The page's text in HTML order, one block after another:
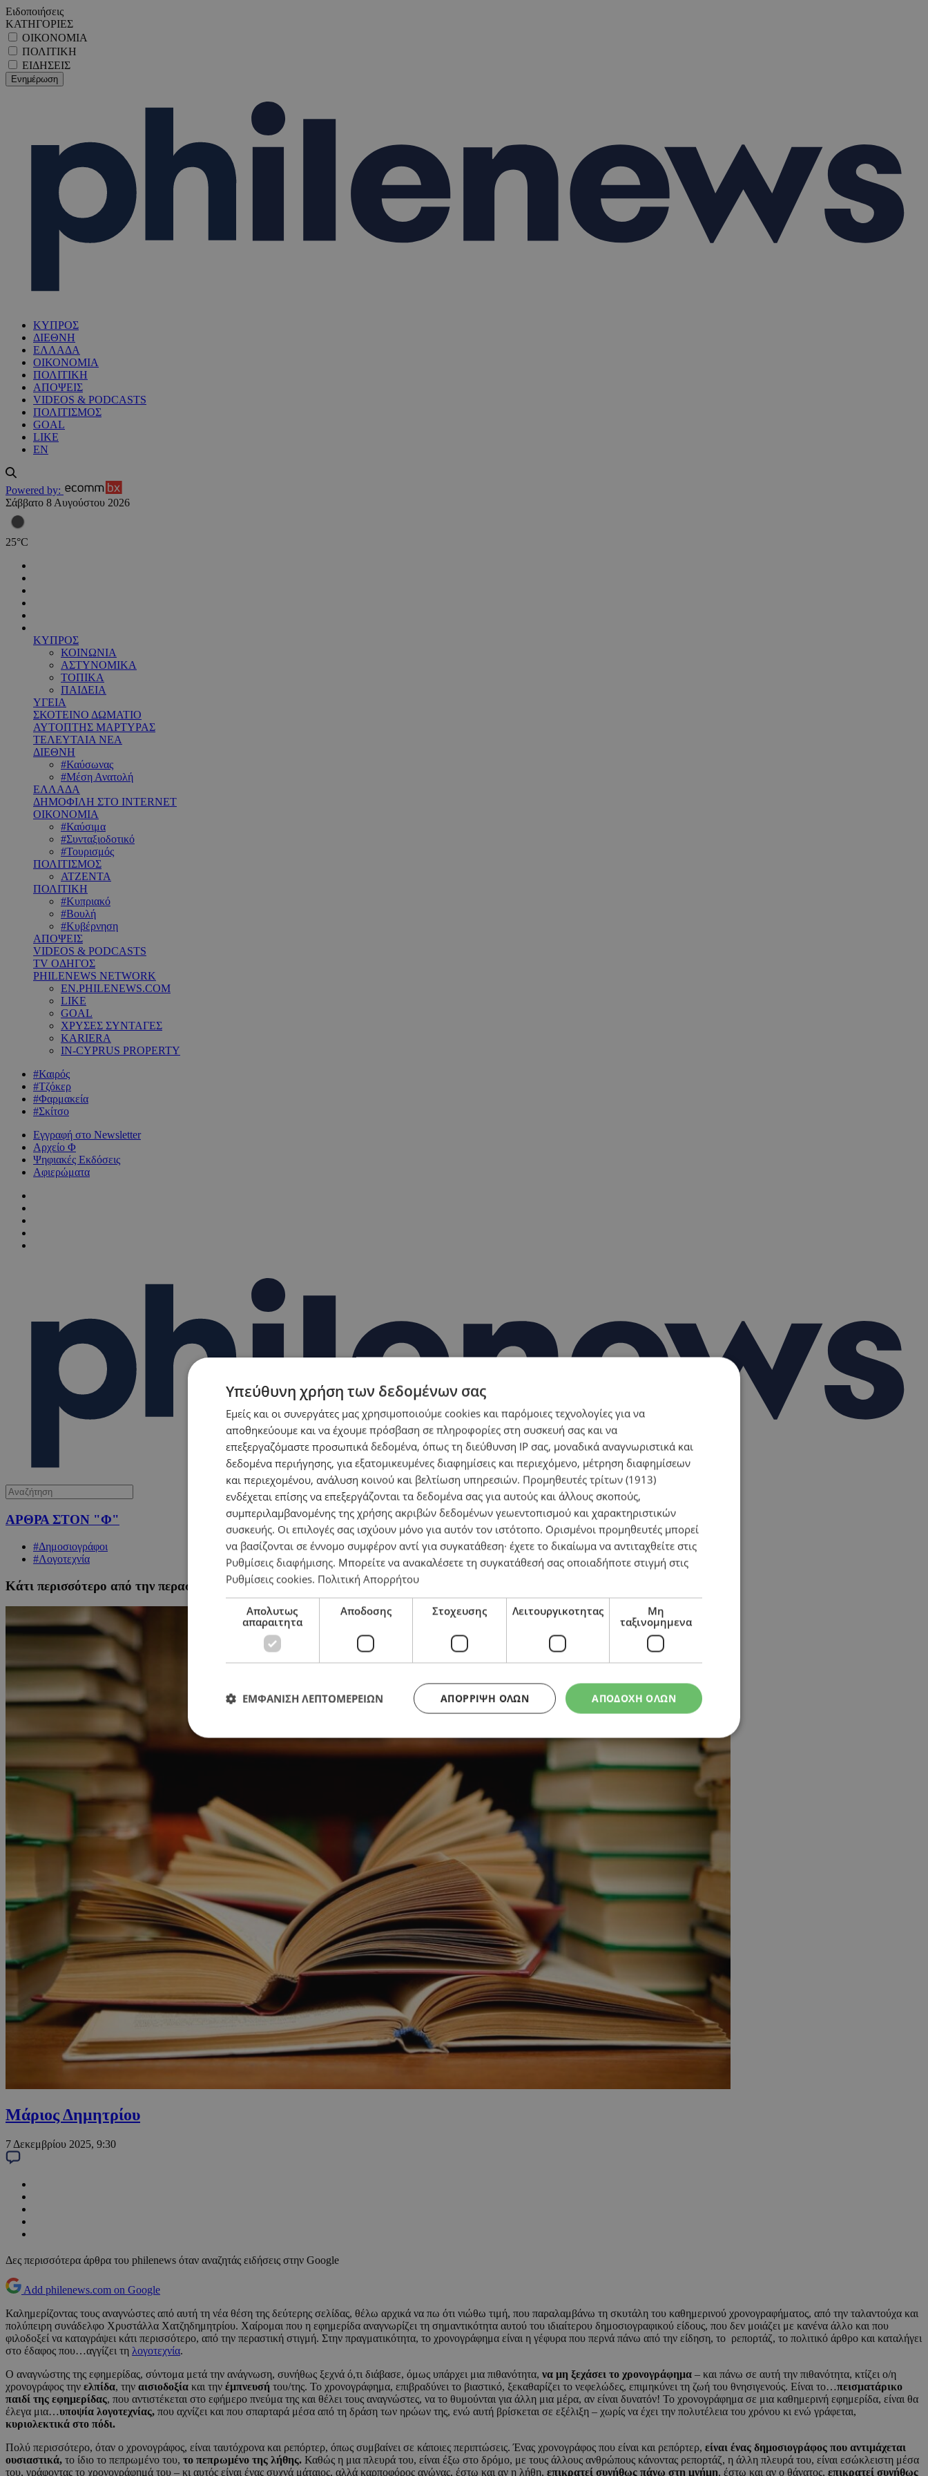
Ειδοποιήσεις
ΚΑΤΗΓΟΡΙΕΣ
ΟΙΚΟΝΟΜΙΑ
ΠΟΛΙΤΙΚΗ
ΕΙΔΗΣΕΙΣ
ΚΥΠΡΟΣ
ΔΙΕΘΝΗ
ΕΛΛΑΔΑ
ΟΙΚΟΝΟΜΙΑ
ΠΟΛΙΤΙΚΗ
ΑΠΟΨΕΙΣ
VIDEOS & PODCASTS
ΠΟΛΙΤΙΣΜΟΣ
GOAL
LIKE
EN
Powered by:
Σάββατο 8 Αυγούστου 2026
25°C
ΚΥΠΡΟΣ
ΚΟΙΝΩΝΙΑ
ΑΣΤΥΝΟΜΙΚΑ
ΤΟΠΙΚΑ
ΠΑΙΔΕΙΑ
ΥΓΕΙΑ
ΣΚΟΤΕΙΝΟ ΔΩΜΑΤΙΟ
ΑΥΤΟΠΤΗΣ ΜΑΡΤΥΡΑΣ
ΤΕΛΕΥΤΑΙΑ ΝΕΑ
ΔΙΕΘΝΗ
#Καύσωνας
#Μέση Ανατολή
ΕΛΛΑΔΑ
ΔΗΜΟΦΙΛΗ ΣΤΟ INTERNET
ΟΙΚΟΝΟΜΙΑ
#Καύσιμα
#Συνταξιοδοτικό
#Τουρισμός
ΠΟΛΙΤΙΣΜΟΣ
ΑΤΖΕΝΤΑ
ΠΟΛΙΤΙΚΗ
#Κυπριακό
#Βουλή
#Κυβέρνηση
ΑΠΟΨΕΙΣ
VIDEOS & PODCASTS
TV ΟΔΗΓΟΣ
PHILENEWS NETWORK
EN.PHILENEWS.COM
LIKE
GOAL
ΧΡΥΣΕΣ ΣΥΝΤΑΓΕΣ
KARIERA
IN-CYPRUS PROPERTY
#Καιρός
#Τζόκερ
#Φαρμακεία
#Σκίτσο
Εγγραφή στο Newsletter
Αρχείο Φ
Ψηφιακές Εκδόσεις
Αφιερώματα
ΑΡΘΡΑ ΣΤΟΝ "Φ"
#Δημοσιογράφοι
#Λογοτεχνία
Κάτι περισσότερο από την περαστική στιγμή
Μάριος Δημητρίου
7 Δεκεμβρίου 2025, 9:30
Δες περισσότερα άρθρα του philenews όταν αναζητάς ειδήσεις στην Google
Add philenews.com on Google
Καλημερίζοντας τους αναγνώστες από αυτή τη νέα θέση της δεύτερης σελίδας, θέλω αρχικά να πω ότι νιώθω τιμή, που παραλαμβάνω τη σκυτάλη του καθημερινού χρονογραφήματος, από την ταλαντούχα και
πολύπειρη συνάδελφο Χρυστάλλα Χατζηδημητρίου. Χαίρομαι που η εφημερίδα αναγνωρίζει τη σημαντικότητα αυτού του ιδιαίτερου δημοσιογραφικού είδους, που δεν μοιάζει με κανένα άλλο και που
φιλοδοξεί να καταγράψει κάτι περισσότερο, από την περαστική στιγμή. Στην πραγματικότητα, το χρονογράφημα είναι η γέφυρα που περνά πάνω από την είδηση, το ρεπορτάζ, το πολιτικό άρθρο και καταλήγει
στο έδαφος που…αγγίζει τη λογοτεχνία.
Ο αναγνώστης της εφημερίδας, σύντομα μετά την ανάγνωση, συνήθως ξεχνά ό,τι διάβασε, όμως υπάρχει μια πιθανότητα, να μη ξεχάσει το χρονογράφημα – και πάνω σε αυτή την πιθανότητα, κτίζει ο/η
χρονογράφος την ελπίδα, την αισιοδοξία και την έμπνευσή του/της. Το χρονογράφημα, επιβραδύνει το βιαστικό, ξεκαθαρίζει το νεφελώδες, επιμηκύνει τη ζωή του θνησιγενούς. Είναι το…πεισματάρικο
παιδί της εφημερίδας, που αντιστέκεται στο εφήμερο πνεύμα της και θέλει τους αναγνώστες, να το θυμούνται για άλλη μια μέρα, αν είναι δυνατόν! Το χρονογράφημα σε μια καθημερινή εφημερίδα, είναι θα
έλεγα μια…υποψία λογοτεχνίας, που αχνίζει και που σπαρταρά μέσα από τη δράση των ηρώων της, ενώ αυτή βρίσκεται σε εξέλιξη – χωρίς να έχει την πολυτέλεια του χρόνου κι ενώ γράφεται,
κυριολεκτικά στο πόδι.
Πολύ περισσότερο, όταν ο χρονογράφος, είναι ταυτόχρονα και ρεπόρτερ, όπως συμβαίνει σε κάποιες περιπτώσεις. Ένας χρονογράφος που είναι και ρεπόρτερ, είναι ένας δημοσιογράφος που αντιμάχεται
ουσιαστικά, το ίδιο το πεπρωμένο του, το πεπρωμένο της λήθης. Καθώς η μια πλευρά του, είναι έξω στο δρόμο, με τους άλλους ανθρώπους κάνοντας ρεπορτάζ, η άλλη πλευρά του, είναι εσώκλειστη μέσα
του, γράφοντας το χρονογράφημά του – κι αυτός είναι ένας συχνά μάταιος, αλλά καρποφόρος αγώνας, έστω και αν η λήθη, επικρατεί συνήθως πάνω στη μνήμη, έστω και αν ο θάνατος, επικρατεί συνήθως
Υπεύθυνη χρήση των δεδομένων σας
Εμείς και οι συνεργάτες μας χρησιμοποιούμε cookies και παρόμοιες τεχνολογίες για να
αποθηκεύουμε και να έχουμε πρόσβαση σε πληροφορίες στη συσκευή σας και να
επεξεργαζόμαστε προσωπικά δεδομένα, όπως τη διεύθυνση IP σας, μοναδικά αναγνωριστικά και
δεδομένα περιήγησης, για εξατομικευμένες διαφημίσεις και περιεχόμενο, μέτρηση διαφημίσεων
και περιεχομένου, ανάλυση κοινού και βελτίωση υπηρεσιών. Προμηθευτές τρίτων (1913)
ενδέχεται επίσης να επεξεργάζονται τα δεδομένα σας για αυτούς και άλλους σκοπούς,
συμπεριλαμβανομένης της χρήσης ακριβών δεδομένων γεωεντοπισμού και χαρακτηριστικών
συσκευής. Οι επιλογές σας ισχύουν μόνο για αυτόν τον ιστότοπο. Ορισμένοι προμηθευτές μπορεί
να βασίζονται σε έννομο συμφέρον αντί για συγκατάθεση· έχετε το δικαίωμα να αντιταχθείτε στις
Ρυθμίσεις διαφήμισης. Μπορείτε να ανακαλέσετε τη συγκατάθεσή σας οποιαδήποτε στιγμή στις
Ρυθμίσεις cookies. Πολιτική Απορρήτου
Απολυτως
απαραιτητα
Αποδοσης Στοχευσης Λειτουργικοτητας
Μη
ταξινομημενα
ΑΠΟΔΟΧΗ ΟΛΩΝ
ΑΠΌΡΡΙΨΗ ΌΛΩΝ
ΕΜΦΑΝΙΣΗ ΛΕΠΤΟΜΕΡΕΙΩΝ